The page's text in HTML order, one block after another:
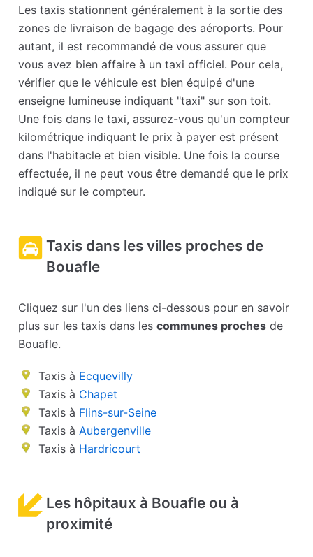
Les taxis stationnent généralement à la sortie des
zones de livraison de bagage des aéroports. Pour
autant, il est recommandé de vous assurer que
vous avez bien affaire à un taxi officiel. Pour cela,
vérifier que le véhicule est bien équipé d'une
enseigne lumineuse indiquant "taxi" sur son toit.
Une fois dans le taxi, assurez-vous qu'un compteur
kilométrique indiquant le prix à payer est présent
dans l'habitacle et bien visible. Une fois la course
effectuée, il ne peut vous être demandé que le prix
indiqué sur le compteur.
Taxis dans les villes proches de
Bouafle
Cliquez sur l'un des liens ci-dessous pour en savoir
plus sur les taxis dans lescommunes proches de
Bouafle.
Taxis à Ecquevilly
Taxis à Chapet
Taxis à Flins-sur-Seine
Taxis àAubergenville
Taxis à Hardricourt
Les hôpitaux à Bouafle ou à
proximité